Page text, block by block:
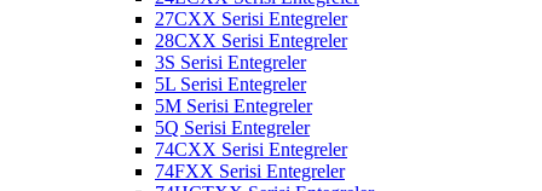
27CXX Serisi Entegreler
28CXX Serisi Entegreler
3S Serisi Entegreler
5L Serisi Entegreler
5M Serisi Entegreler
5Q Serisi Entegreler
74CXX Serisi Entegreler
74FXX Serisi Entegreler